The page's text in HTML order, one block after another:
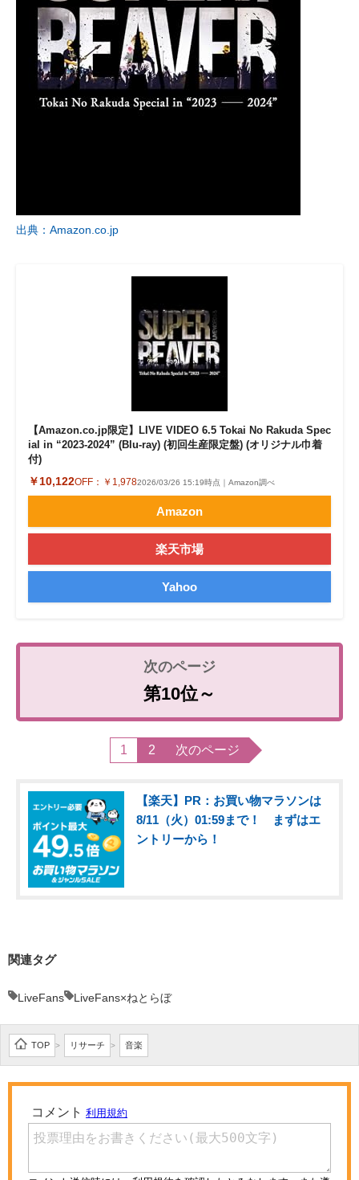
出典：Amazon.co.jp
【Amazon.co.jp限定】LIVE VIDEO 6.5 Tokai No Rakuda Spec
ial in “2023-2024” (Blu-ray) (初回生産限定盤) (オリジナル巾着
付)
￥10,122OFF： ￥1,9782026/03/26 15:19時点｜Amazon調べ
Amazon
楽天市場
Yahoo
第10位～
1 2 次のページ
【楽天】PR：お買い物マラソンは
8/11（火）01:59まで！ まずはエ
ントリーから！
関連タグ
LiveFans LiveFans×ねとらぼ
TOP > リサーチ > 音楽